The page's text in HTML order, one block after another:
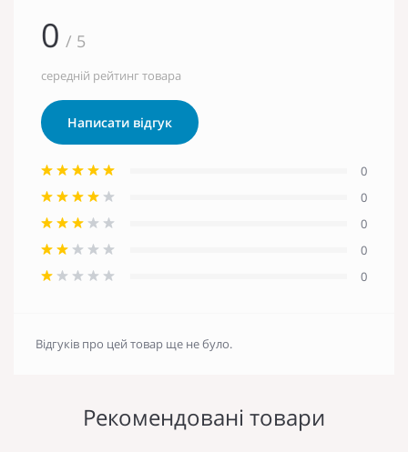
0 / 5
середній рейтинг товара
Написати відгук
0
0
0
0
0
Відгуків про цей товар ще не було.
Рекомендовані товари